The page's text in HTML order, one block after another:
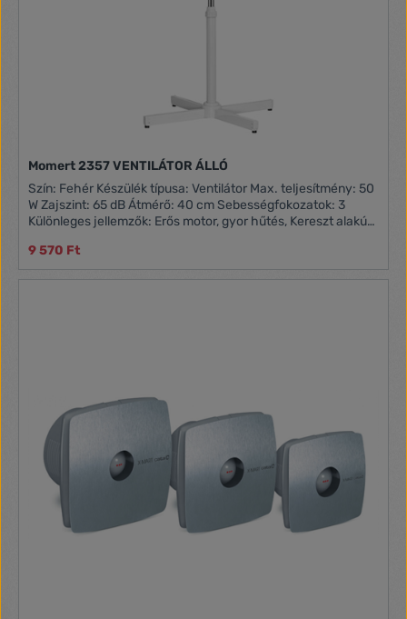
Momert 2357 VENTILÁTOR ÁLLÓ
Szín: Fehér Készülék típusa: Ventilátor Max. teljesítmény: 50
W Zajszint: 65 dB Átmérő: 40 cm Sebességfokozatok: 3
Különleges jellemzők: Erős motor, gyor hűtés, Kereszt alakú
9 570 Ft